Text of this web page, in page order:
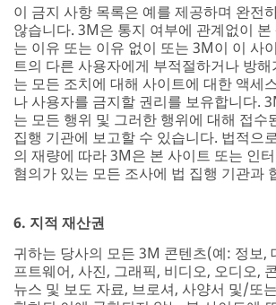
이 금지 사항 목록은 예를 제공하며 완전
않습니다. 3M은 통지 여부에 관계없이 본
는 이유 또는 이유 없이 또는 3M이 이 사
트의 다른 사용자에게 부적절하거나 방
는 모든 조치에 대해 사이트에 대한 액세
나 사용자를 금지할 권리를 보유합니다.
는 모든 행위 및 그러한 행위에 대해 접수
집행 기관에 보고할 수 있습니다. 법적으
의 재량에 따라 3M은 본 사이트 또는 인
혐의가 있는 모든 조사에 법 집행 기관과
6. 지적 재산권
귀하는 당사의 모든 3M 콘텐츠(예: 정보,
프트웨어, 사진, 그래픽, 비디오, 오디오,
뉴스 및 보도 자료, 브로셔, 사양서 및/또